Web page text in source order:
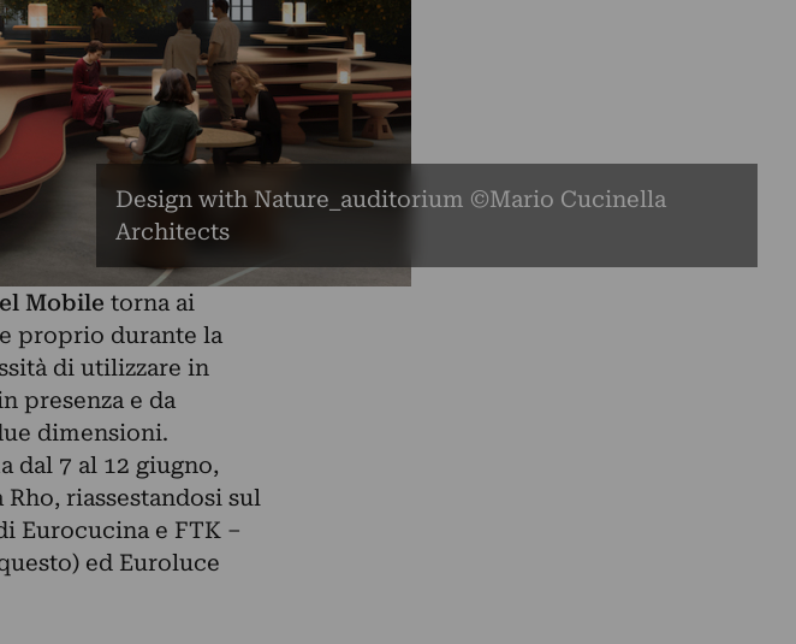
Design with Nature_auditorium ©Mario Cucinella
Architects
Mobile torna ai
proprio durante la
di utilizzare in
presenza e da
dimensioni.
dal 7 al 12 giugno,
riassestandosi sul
Eurocucina e FTK –
ed Euroluce